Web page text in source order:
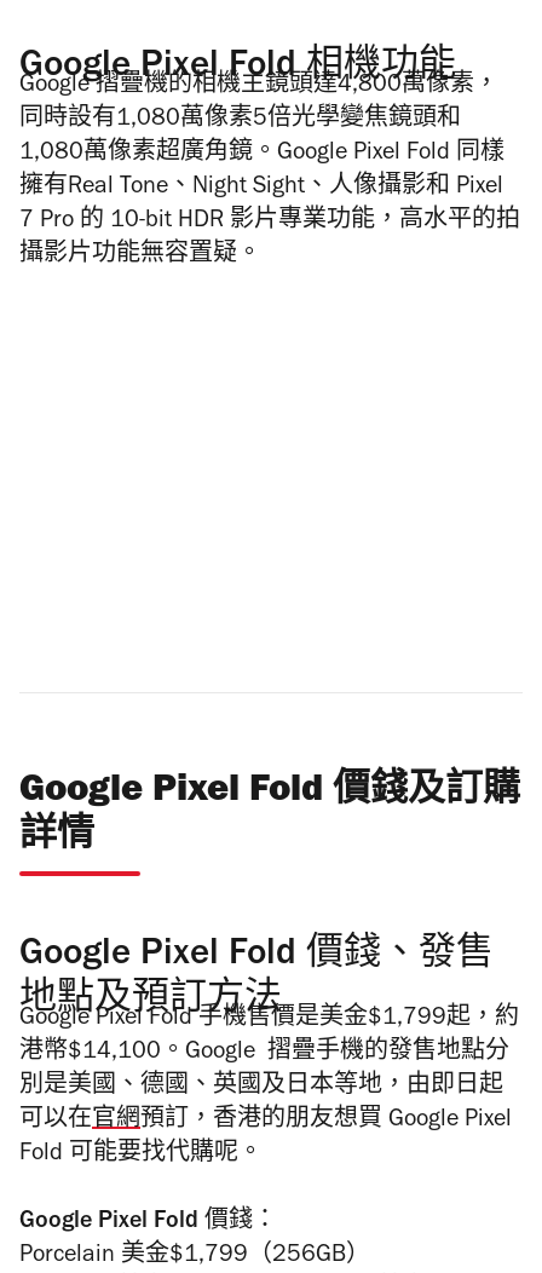
Google Pixel Fold 相機功能
Google 摺疊機的相機主鏡頭達4,800萬像素，
同時設有1,080萬像素5倍光學變焦鏡頭和
1,080萬像素超廣角鏡。Google Pixel Fold 同樣
擁有Real Tone、Night Sight、人像攝影和 Pixel
7 Pro 的 10-bit HDR 影片專業功能，高水平的拍
攝影片功能無容置疑。
Google Pixel Fold 價錢及訂購
詳情
Google Pixel Fold 價錢、發售
地點及預訂方法
Google Pixel Fold 手機售價是美金$1,799起，約
港幣$14,100。Google 摺疊手機的發售地點分
別是美國、德國、英國及日本等地，由即日起
可以在官網預訂，香港的朋友想買 Google Pixel
Fold 可能要找代購呢。
Google Pixel Fold 價錢：
Porcelain 美金$1,799（256GB）